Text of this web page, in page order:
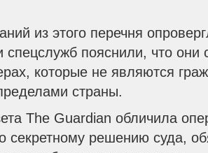
из этого перечня
спецслужб пояснили, что
которые не являются
страны.
The Guardian обличила
секретному решению суда,